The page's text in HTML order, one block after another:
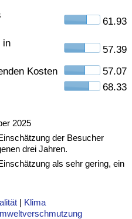
61.93
in
57.39
Kosten
57.07
68.33
2025
der Besucher
drei Jahren.
als sehr gering, ein
| Klima
(aktuell)
nach Land
(aktuell)
nach Land